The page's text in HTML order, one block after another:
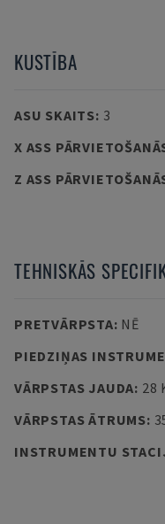
KUSTĪBA
ASU SKAITS: 3
X ASS
Z ASS
TEHNISKĀS
PRETVĀRPSTA: NĒ
PIEDZIŅAS
VĀRPSTAS JAUDA: 28
VĀRPSTAS ĀTRUMS:
INSTRUMENTU